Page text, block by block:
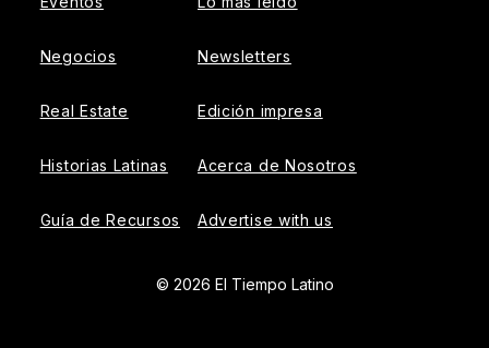
Negocios
Real Estate
Historias Latinas
Guía de Recursos
Newsletters
Edición impresa
Acerca de Nosotros
Advertise with us
© 2026 El Tiempo Latino